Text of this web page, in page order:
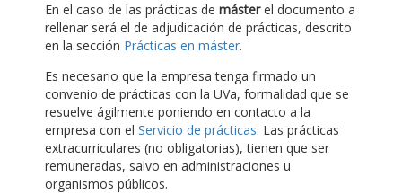
En el caso de las prácticas de másterel documento a
rellenar será el de adjudicación de prácticas, descrito
en la sección Prácticas en máster.
Es necesario que la empresa tenga firmado un
convenio de prácticas con la UVa, formalidad que se
resuelve ágilmente poniendo en contacto a la
empresa con el Servicio de prácticas. Las prácticas
extracurriculares (no obligatorias), tienen que ser
remuneradas, salvo en administraciones u
organismos públicos.